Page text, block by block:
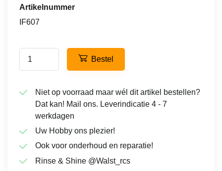
Artikelnummer
IF607
Bestel
Niet op voorraad maar wél dit artikel bestellen?
Dat kan! Mail ons. Leverindicatie 4 - 7
werkdagen
Uw Hobby ons plezier!
Ook voor onderhoud en reparatie!
Rinse & Shine @Walst_rcs